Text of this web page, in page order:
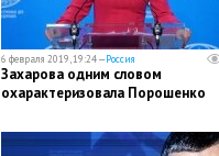
6 февраля 2019, 19:24 —Россия
Захарова одним словом
охарактеризовала Порошенко